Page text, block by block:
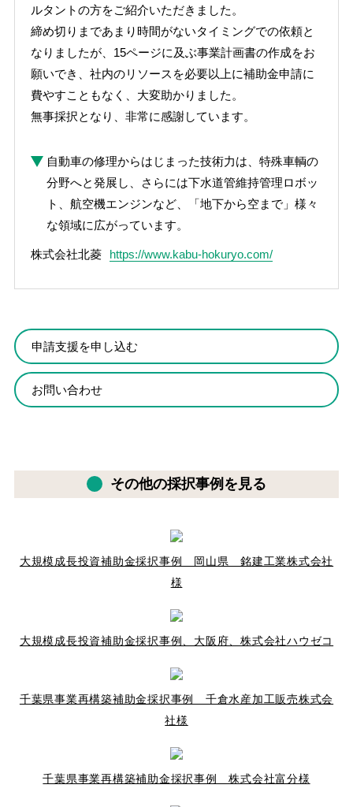
ルタントの方をご紹介いただきました。
締め切りまであまり時間がないタイミングでの依頼と
なりましたが、15ページに及ぶ事業計画書の作成をお
願いでき、社内のリソースを必要以上に補助金申請に
費やすこともなく、大変助かりました。
無事採択となり、非常に感謝しています。
自動車の修理からはじまった技術力は、特殊車輌の
分野へと発展し、さらには下水道管維持管理ロボッ
ト、航空機エンジンなど、「地下から空まで」様々
な領域に広がっています。
株式会社北菱 https://www.kabu-hokuryo.com/
申請支援を申し込む
お問い合わせ
その他の採択事例を見る
大規模成長投資補助金採択事例 岡山県 銘建工業株式会社
様
大規模成長投資補助金採択事例、大阪府、株式会社ハウゼコ
千葉県事業再構築補助金採択事例 千倉水産加工販売株式会
社様
千葉県事業再構築補助金採択事例 株式会社富分様